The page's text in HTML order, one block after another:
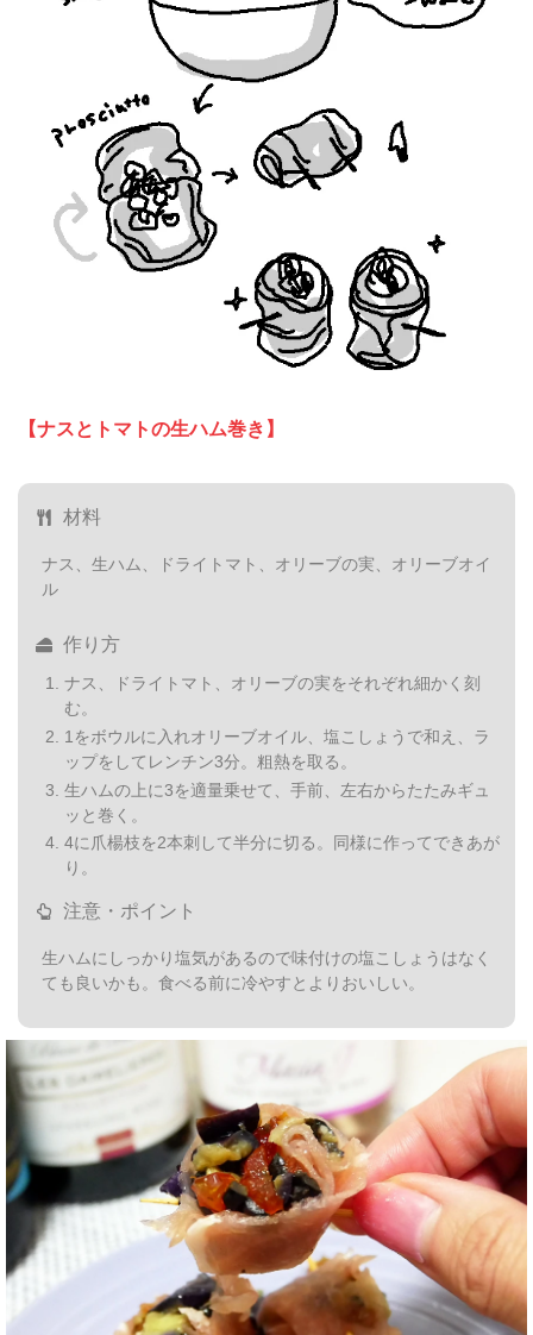
【ナスとトマトの生ハム巻き】
材料
ナス、生ハム、ドライトマト、オリーブの実、オリーブオイ
ル
作り方
ナス、ドライトマト、オリーブの実をそれぞれ細かく刻
む。
1をボウルに入れオリーブオイル、塩こしょうで和え、ラ
ップをしてレンチン3分。粗熱を取る。
生ハムの上に3を適量乗せて、手前、左右からたたみギュ
ッと巻く。
4に爪楊枝を2本刺して半分に切る。同様に作ってできあが
り。
注意・ポイント
生ハムにしっかり塩気があるので味付けの塩こしょうはなく
ても良いかも。食べる前に冷やすとよりおいしい。